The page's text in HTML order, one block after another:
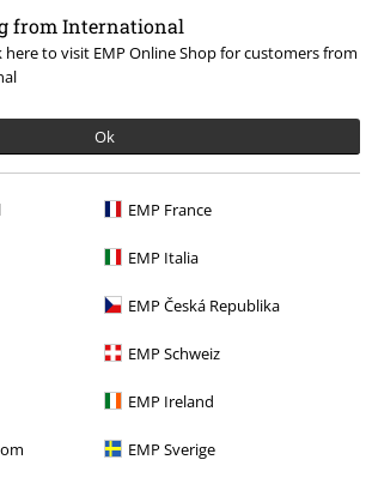
from International
here to visit EMP Online Shop for customers from
Ok
EMP France
EMP Italia
EMP Česká Republika
EMP Schweiz
EMP Ireland
EMP Sverige